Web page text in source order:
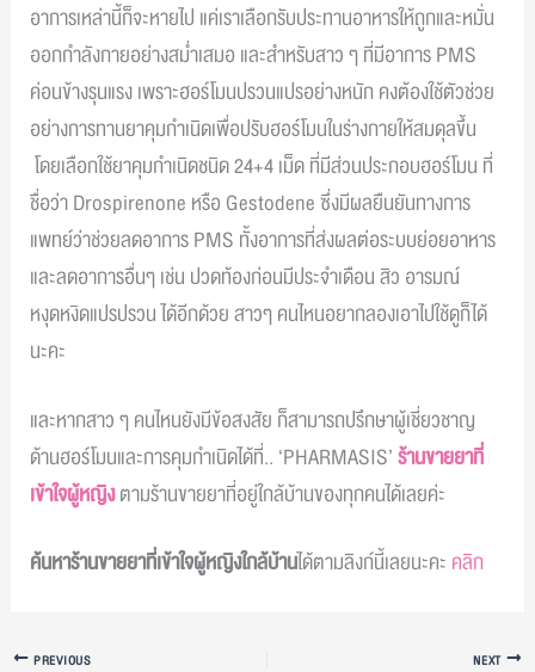
อาการเหล่านี้ก็จะหายไป แค่เราเลือกรับประทานอาหารให้ถูกและหมั่น
ออกกำลังกายอย่างสม่ำเสมอ และสำหรับสาว ๆ ที่มีอาการ PMS
ค่อนข้างรุนแรง เพราะฮอร์โมนปรวนแปรอย่างหนัก คงต้องใช้ตัวช่วย
อย่างการทานยาคุมกำเนิดเพื่อปรับฮอร์โมนในร่างกายให้สมดุลขึ้น
โดยเลือกใช้ยาคุมกำเนิดชนิด 24+4 เม็ด ที่มีส่วนประกอบฮอร์โมน ที่
ชื่อว่า Drospirenone หรือ Gestodene ซึ่งมีผลยืนยันทางการ
แพทย์ว่าช่วยลดอาการ PMS ทั้งอาการที่ส่งผลต่อระบบย่อยอาหาร
และลดอาการอื่นๆ เช่น ปวดท้องก่อนมีประจำเดือน สิว อารมณ์
หงุดหงิดแปรปรวน ได้อีกด้วย สาวๆ คนไหนอยากลองเอาไปใช้ดูก็ได้
นะคะ
และหากสาว ๆ คนไหนยังมีข้อสงสัย ก็สามารถปรึกษาผู้เชี่ยวชาญ
ด้านฮอร์โมนและการคุมกำเนิดได้ที่.. ‘PHARMASIS’ร้านขายยาที่
เข้าใจผู้หญิงตามร้านขายยาที่อยู่ใกล้บ้านของทุกคนได้เลยค่ะ
ค้นหาร้านขายยาที่เข้าใจผู้หญิงใกล้บ้านได้ตามลิงก์นี้เลยนะคะ คลิก
PREVIOUS NEXT